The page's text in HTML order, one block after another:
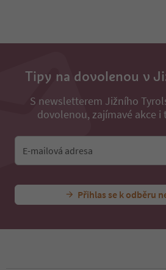
Tipy na dovolenou v
S newsletterem Jižního
dovolenou, zajímavé akce i
E-mailová adresa
Přihlas se k odběru